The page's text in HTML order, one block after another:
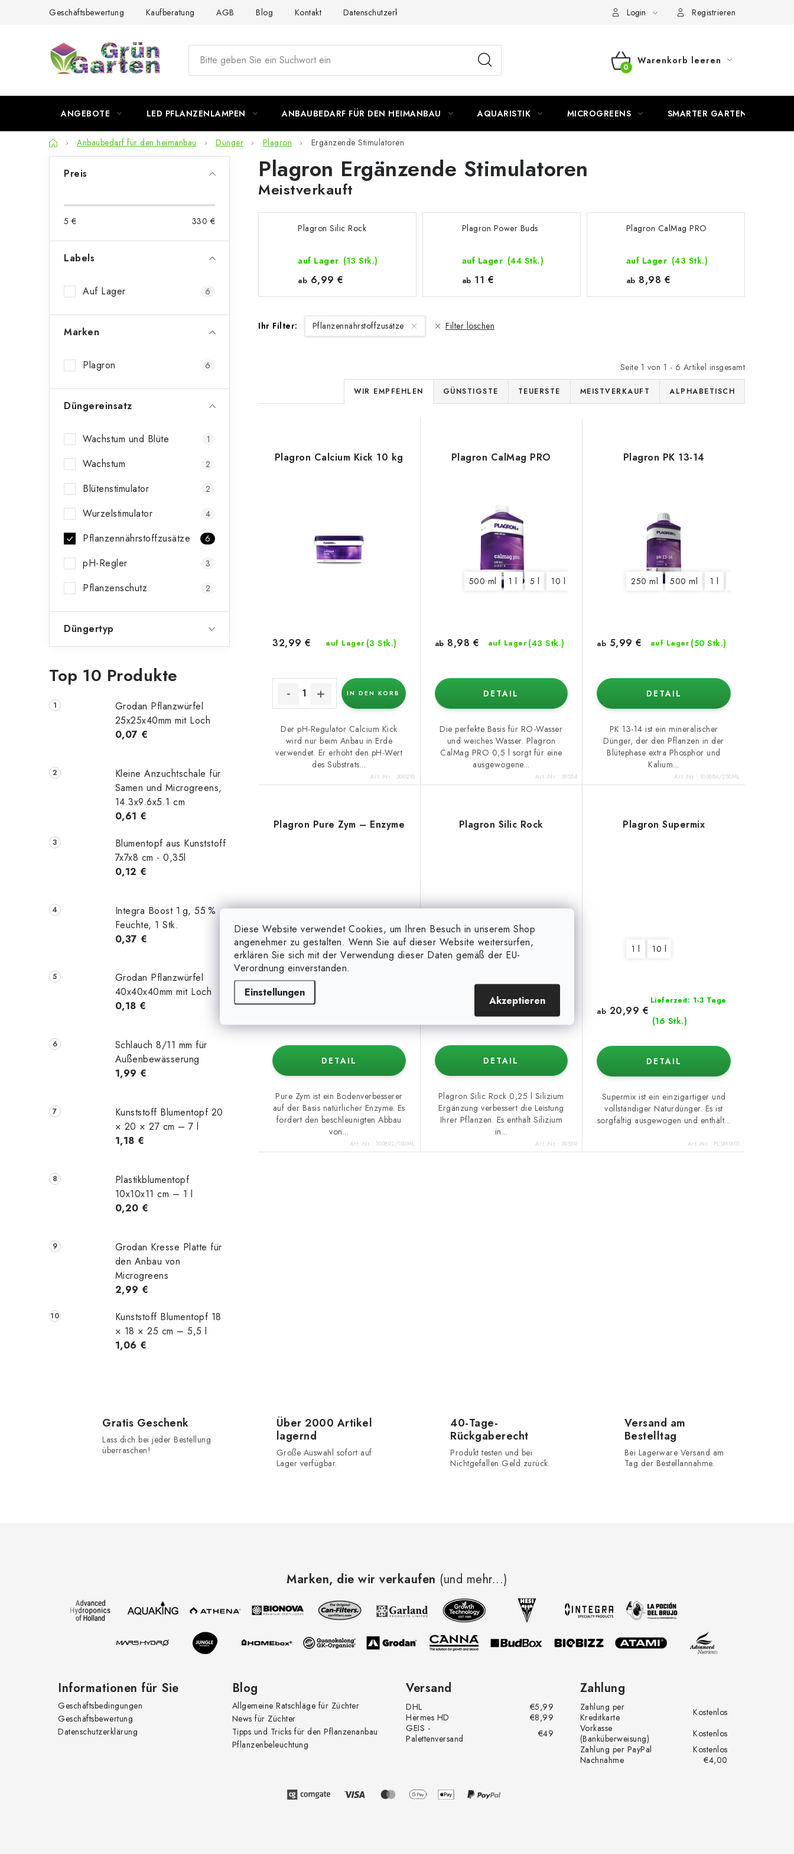
Diese Website verwendet Cookies, um Ihren Besuch in unserem Shop
angenehmer zu gestalten. Wenn Sie auf dieser Website weitersurfen,
erklären Sie sich mit der Verwendung dieser Daten gemäß der EU-
Verordnung einverstanden.
Einstellungen
Akzeptieren
Geschäftsbewertung Kaufberatung AGB Blog Kontakt Datenschutzerklärung Login Registrieren
WARENKORB
Warenkorb leeren
ANGEBOTE LED PFLANZENLAMPEN ANBAUBEDARF FÜR DEN HEIMANBAU AQUARISTIK MICROGREENS SMARTER GARTEN
StartseiteAnbaubedarf für den heimanbau Dünger Plagron Ergänzende Stimulatoren
t
e
t
Preis
5 € 330 €
Labels
Auf Lager 6
Marken
Plagron 6
Düngereinsatz
Wachstum und Blüte 1
Wachstum 2
Blütenstimulator 2
Wurzelstimulator 4
Pflanzennährstoffzusätze 6
pH-Regler 3
Pflanzenschutz 2
Düngertyp
Top 10 Produkte
Grodan Pflanzwürfel
25x25x40mm mit Loch
0,07 €
Kleine Anzuchtschale für
Samen und Microgreens,
14.3x9.6x5.1 cm
0,61 €
Blumentopf aus Kunststoff
7x7x8 cm - 0,35l
0,12 €
Integra Boost 1 g, 55 %
Feuchte, 1 Stk.
0,37 €
Grodan Pflanzwürfel
40x40x40mm mit Loch
0,18 €
Schlauch 8/11 mm für
Außenbewässerung
1,99 €
Kunststoff Blumentopf 20
× 20 × 27 cm – 7 l
1,18 €
Plastikblumentopf
10x10x11 cm – 1 l
0,20 €
Grodan Kresse Platte für
den Anbau von
Microgreens
2,99 €
Kunststoff Blumentopf 18
× 18 × 25 cm – 5,5 l
1,06 €
Plagron Ergänzende Stimulatoren
Meistverkauft
Plagron Silic Rock
auf Lager (13 Stk.)
ab 6,99 €
Plagron Power Buds
auf Lager (44 Stk.)
ab 11 €
Plagron CalMag PRO
auf Lager (43 Stk.)
ab 8,98 €
Ihr Filter: Pflanzennährstoffzusätze Filter löschen
Seite 1 von 1 - 6 Artikel insgesamt
P
r
d
s
o
i
r
u
n
g
WIR EMPFEHLEN GÜNSTIGSTE TEUERSTE MEISTVERKAUFT ALPHABETISCH
e
Plagron Calcium Kick 10 kg
auf Lager (3 Stk.)
32,99 €
IN DEN KORB
Der pH-Regulator Calcium Kick
wird nur beim Anbau in Erde
verwendet. Er erhöht den pH-Wert
des Substrats...
Art.-Nr.: 200210
Plagron CalMag PRO
500 ml 1 l 5 l 10 l
auf Lager (43 Stk.)
ab 8,98 €
DETAIL
Die perfekte Basis für RO-Wasser
und weiches Wasser. Plagron
CalMag PRO 0,5 l sorgt für eine
ausgewogene...
Art.-Nr.: 39554
Plagron PK 13-14
250 ml 500 ml 1 l
auf Lager (50 Stk.)
ab 5,99 €
DETAIL
PK 13-14 ist ein mineralischer
Dünger, der den Pflanzen in der
Blütephase extra Phosphor und
Kalium...
Art.-Nr.: 100884/250ML
Plagron Pure Zym – Enzyme
100 ml 250 ml 500 ml 1 l 5 l 10 l 20 l
DETAIL
Pure Zym ist ein Bodenverbesserer
auf der Basis natürlicher Enzyme. Es
fördert den beschleunigten Abbau
von...
Art.-Nr.: 100892/100ML
Plagron Silic Rock
250 ml 500 ml
DETAIL
Plagron Silic Rock 0,25 l Silizium
Ergänzung verbessert die Leistung
Ihrer Pflanzen. Es enthält Silizium
in...
Art.-Nr.: 39559
Plagron Supermix
1 l 10 l
Lieferzeit: 1-3 Tage
(16 Stk.)
ab 20,99 €
DETAIL
Supermix ist ein einzigartiger und
vollständiger Naturdünger. Es ist
sorgfältig ausgewogen und enthält...
Art.-Nr.: PLSMIX01
e
Gratis Geschenk
Lass dich bei jeder Bestellung
überraschen!
Über 2000 Artikel
lagernd
Große Auswahl sofort auf
Lager verfügbar.
40-Tage-
Rückgaberecht
Produkt testen und bei
Nichtgefallen Geld zurück.
Versand am
Bestelltag
Bei Lagerware Versand am
Tag der Bestellannahme.
Marken, die wir verkaufen (und mehr...)
Informationen für Sie
Geschäftsbedingungen
Geschäftsbewertung
Datenschutzerklärung
Blog
Allgemeine Ratschläge für Züchter
News für Züchter
Tipps und Tricks für den Pflanzenanbau
Pflanzenbeleuchtung
Versand
DHL
€5,99
Hermes HD
€8,99
GEIS -
Palettenversand
€49
Zahlung
Zahlung per
Kreditkarte
Kostenlos
Vorkasse
(Banküberweisung)
Kostenlos
Zahlung per PayPal
Kostenlos
Nachnahme
€4,00